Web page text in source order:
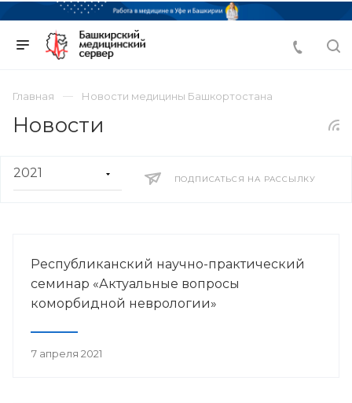
Главная Новости медицины Башкортостана
Новости
ПОДПИСАТЬСЯ НА РАССЫЛКУ
Республиканский научно-практический
семинар «Актуальные вопросы
коморбидной неврологии»
7 апреля 2021